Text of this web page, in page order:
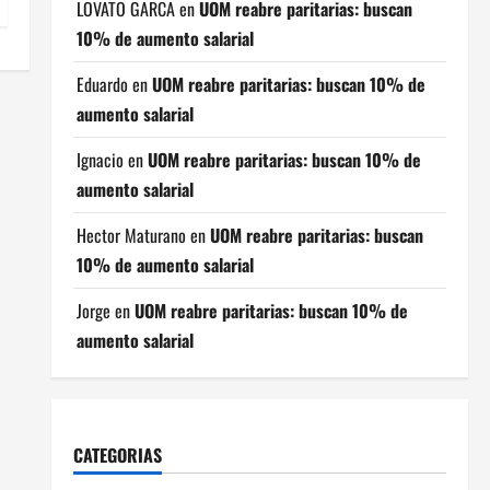
LOVATO GARCAenUOM reabre paritarias: buscan
10% de aumento salarial
Eduardo enUOM reabre paritarias: buscan 10% de
aumento salarial
Ignacio enUOM reabre paritarias: buscan 10% de
aumento salarial
Hector Maturano enUOM reabre paritarias: buscan
10% de aumento salarial
Jorge enUOM reabre paritarias: buscan 10% de
aumento salarial
CATEGORIAS